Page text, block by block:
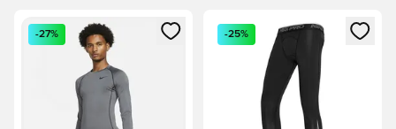
Ανοίγει ένα Modal για να συνδεθείτε ή να εγγραφείτε ως
-27%
Ανοίγει ένα Modal για να
-25%